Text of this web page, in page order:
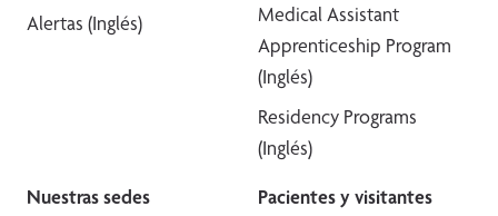
Alertas (Inglés)
Medical Assistant
Apprenticeship Program
(Inglés)
Residency Programs
(Inglés)
Nuestras sedes
Pacientes y visitantes